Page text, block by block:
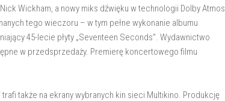
Wickham, a nowy miks dźwięku w technologii Dolby Atmos
tego wieczoru – w tym pełne wykonanie albumu
45-lecie płyty „Seventeen Seconds”. Wydawnictwo
w przedsprzedaży. Premierę koncertowego filmu
także na ekrany wybranych kin sieci Multikino. Produkcję